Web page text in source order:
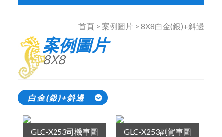
首頁 > 案例圖片 > 8X8白金(銀)+斜邊
案例圖片
8X8
白金(銀)+斜邊
GLC-X253司機車圖 GLC-X253副駕車圖